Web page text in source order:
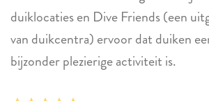
duiklocaties en Dive Friends (een
van duikcentra) ervoor dat duiken
bijzonder plezierige activiteit is.